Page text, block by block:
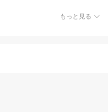
もっと見る